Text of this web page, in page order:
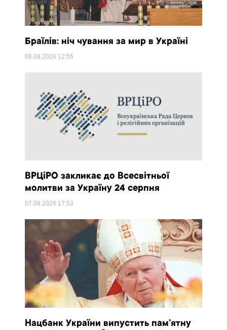
Браїлів: ніч чування за мир в Україні
08.08.2026 12:55
ВРЦіРО закликає до Всесвітньої
молитви за Україну 24 серпня
07.08.2026 17:53
Нацбанк України випустить пам’ятну